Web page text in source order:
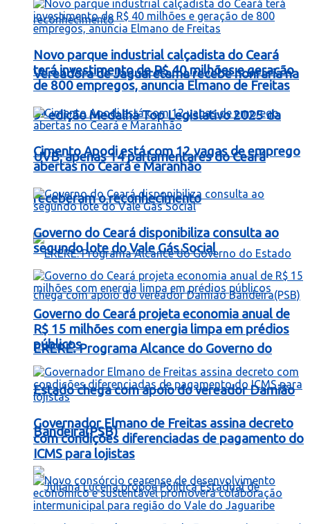
Vereadora de Jaguaretama recebe honraria na
9ª edição Medalha Top Legislativo 2025 da
UVB; apenas 14 parlamentares do Ceará
receberam o reconhecimento
ERERÉ: Programa Alcance do Governo do
Estado chega com apoio do vereador Damião
Bandeira(PSB)
Novo parque industrial calçadista do Ceará
terá investimento de R$ 40 milhões e geração
de 800 empregos, anuncia Elmano de Freitas
Cimento Apodi está com 12 vagas de emprego
abertas no Ceará e Maranhão
Governo do Ceará disponibiliza consulta ao
segundo lote do Vale Gás Social
Governo do Ceará projeta economia anual de
R$ 15 milhões com energia limpa em prédios
públicos
Governador Elmano de Freitas assina decreto
com condições diferenciadas de pagamento do
ICMS para lojistas